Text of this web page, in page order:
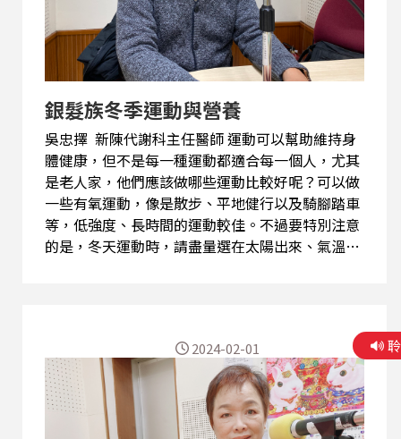
銀髮族冬季運動與營養
吳忠擇 新陳代謝科主任醫師 運動可以幫助維持身
體健康，但不是每一種運動都適合每一個人，尤其
是老人家，他們應該做哪些運動比較好呢？可以做
一些有氧運動，像是散步、平地健行以及騎腳踏車
等，低強度、長時間的運動較佳。不過要特別注意
的是，冬天運動時，請盡量選在太陽出來、氣溫較
髮族的長者健康都是一項考驗，如何在寒冷天氣中
讓長者，或是特別是有心血管疾病者要注重保暖健
康，因為天氣溫度的突然改變，容易造成有心血管
疾病或是年長者的身體發生問題，例如；起床注意
保暖和防跌、戶外活動的配件要齊。 另外，長輩可
2024-02-01